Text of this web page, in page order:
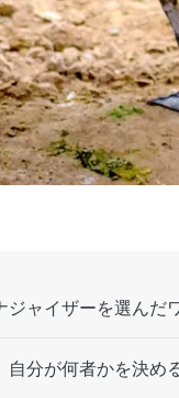
ジャイザーを選んだ
分が何者かを決め